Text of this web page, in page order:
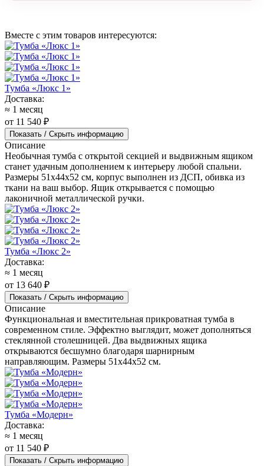
Вместе с этим товаров интересуются:
Тумба «Люкс 1»
Доставка:
≈ 1 месяц
от 11 540 ₽
Показать / Скрыть информацию
Описание
Необычная тумба с открытой секцией и выдвижным ящиком
станет удачным дополнением к интерьеру любой спальни.
Размеры 51x44x52 см, корпус выполнен из ДСП, обивка из
ткани на ваш выбор. Ящик открывается с помощью
лаконичной металлической ручки.
Тумба «Люкс 2»
Доставка:
≈ 1 месяц
от 13 640 ₽
Показать / Скрыть информацию
Описание
Функциональная и вместительная прикроватная тумба в
современном стиле. Эффектно выглядит, может дополняться
стеклянной столешницей. Два выдвижных ящика
открываются бесшумно благодаря шарнирным
направляющим. Размеры 51x44x52 см.
Тумба «Модерн»
Доставка:
≈ 1 месяц
от 11 540 ₽
Показать / Скрыть информацию